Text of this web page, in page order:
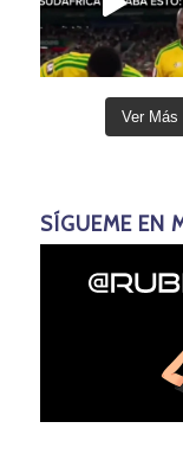
Ver Más
SÍGUEME EN